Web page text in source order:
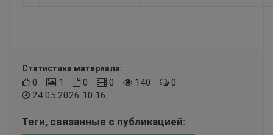
Статистика материала:
0 1 0 0 140
0
24.05.2026 10:16
Теги, связанные с публикацией: